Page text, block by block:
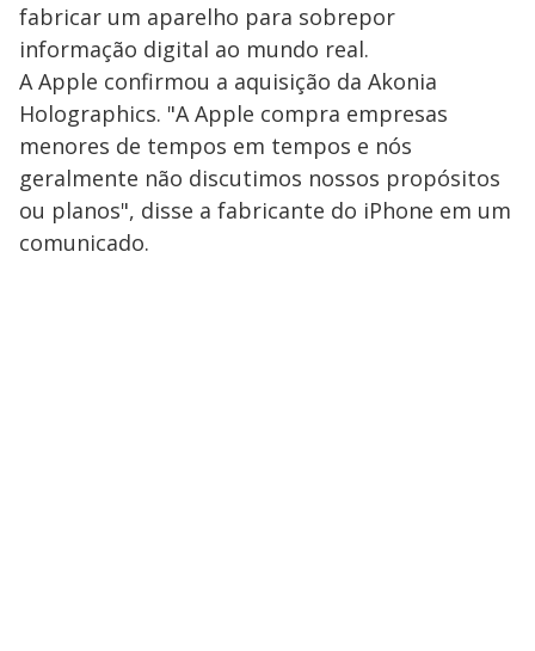
fabricar um aparelho para sobrepor
informação digital ao mundo real.
A Apple confirmou a aquisição da Akonia
Holographics. "A Apple compra empresas
menores de tempos em tempos e nós
geralmente não discutimos nossos propósitos
ou planos", disse a fabricante do iPhone em um
comunicado.